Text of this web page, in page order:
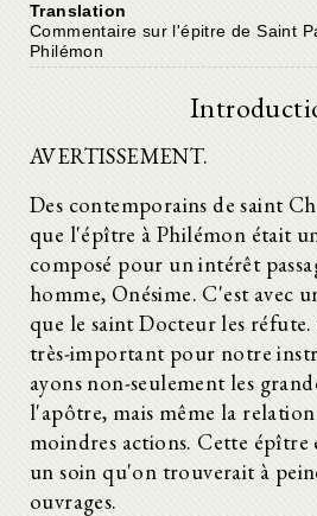
Translation
Commentaire sur l'épitre de Saint
Philémon
AVERTISSEMENT.
Des contemporains de saint
que l'épître à Philémon était
composé pour un intérêt
homme, Onésime. C'est avec
que le saint Docteur les
très-important pour notre
ayons non-seulement les
l'apôtre, mais même la relation
moindres actions. Cette épître
un soin qu'on trouverait à
ouvrages.